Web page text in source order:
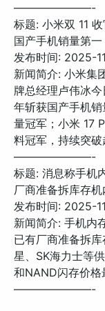
———————-
标题: 小米双 11
国产手机销量第一
发布时间: 2025-
新闻简介: 小米集
牌总经理卢伟冰
年斩获国产手机
量冠军；小米 17
料冠军，持续突破
———————-
标题: 消息称手机
厂商准备拆库存
发布时间: 2025-
新闻简介: 手机内
已有厂商准备拆
星、SK海力士等
和NAND闪存价
———————-